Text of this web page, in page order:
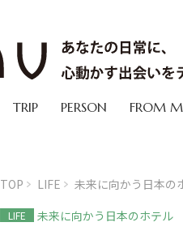
TRIP PERSON FROM
TOP LIFE 未来に向かう日本の
LIFE 未来に向かう日本のホテル